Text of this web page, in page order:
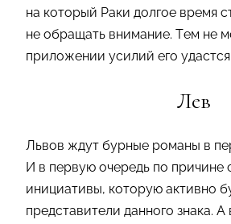
на который Раки долгое время
не обращать внимание. Тем не
приложении усилий его
Лев
Львов ждут бурные романы в
И в первую очередь по причине
инициативы, которую активно
представители данного знака.